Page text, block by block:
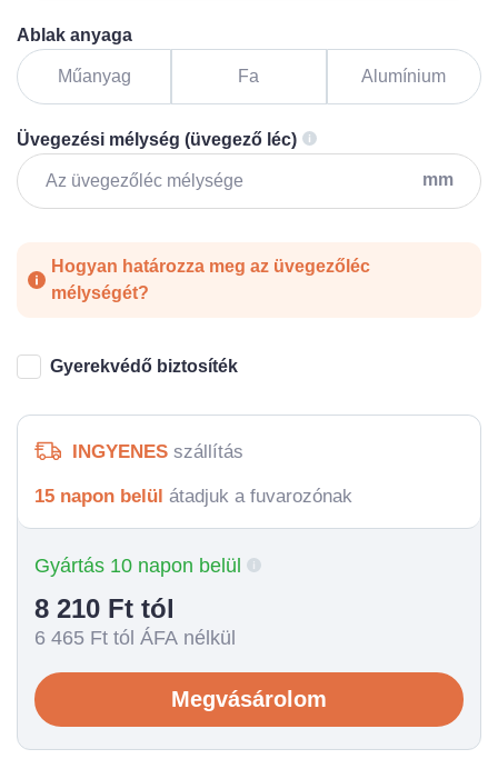
Ablak anyaga
Műanyag Fa Alumínium
Üvegezési mélység (üvegező léc)
mm
Hogyan határozza meg az üvegezőléc
mélységét?
Gyerekvédő biztosíték
INGYENES szállítás
15 napon belül átadjuk a fuvarozónak
Gyártás 10 napon belül
8 210 Ft tól
6 465 Ft tól ÁFA nélkül
Megvásárolom